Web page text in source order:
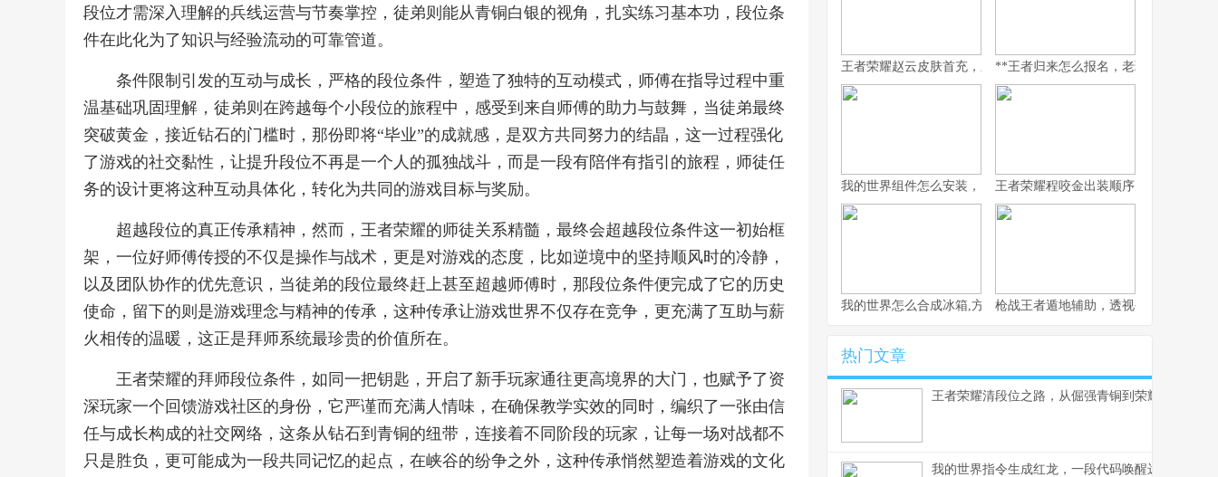
段位才需深入理解的兵线运营与节奏掌控，徒弟则能从青铜白银的视角，扎实练习基本功，段位条
件在此化为了知识与经验流动的可靠管道。
条件限制引发的互动与成长，严格的段位条件，塑造了独特的互动模式，师傅在指导过程中重
温基础巩固理解，徒弟则在跨越每个小段位的旅程中，感受到来自师傅的助力与鼓舞，当徒弟最终
突破黄金，接近钻石的门槛时，那份即将“毕业”的成就感，是双方共同努力的结晶，这一过程强化
了游戏的社交黏性，让提升段位不再是一个人的孤独战斗，而是一段有陪伴有指引的旅程，师徒任
务的设计更将这种互动具体化，转化为共同的游戏目标与奖励。
超越段位的真正传承精神，然而，王者荣耀的师徒关系精髓，最终会超越段位条件这一初始框
架，一位好师傅传授的不仅是操作与战术，更是对游戏的态度，比如逆境中的坚持顺风时的冷静，
以及团队协作的优先意识，当徒弟的段位最终赶上甚至超越师傅时，那段位条件便完成了它的历史
使命，留下的则是游戏理念与精神的传承，这种传承让游戏世界不仅存在竞争，更充满了互助与薪
火相传的温暖，这正是拜师系统最珍贵的价值所在。
王者荣耀的拜师段位条件，如同一把钥匙，开启了新手玩家通往更高境界的大门，也赋予了资
深玩家一个回馈游戏社区的身份，它严谨而充满人情味，在确保教学实效的同时，编织了一张由信
任与成长构成的社交网络，这条从钻石到青铜的纽带，连接着不同阶段的玩家，让每一场对战都不
只是胜负，更可能成为一段共同记忆的起点，在峡谷的纷争之外，这种传承悄然塑造着游戏的文化
王者荣耀赵云皮肤首充，新玩家入门的华丽序章
**王者归来怎么报名，老玩家重返荣
我的世界组件怎么安装，资深玩家安装指南王者荣耀程咬金出装顺序，副标题为坦
我的世界怎么合成冰箱,方块世界的冷藏艺术枪战王者遁地辅助，透视公平竞技的阴
热门文章
王者荣耀清段位之路，从倔强青铜到荣耀王者的心
我的世界指令生成红龙，一段代码唤醒远古神话